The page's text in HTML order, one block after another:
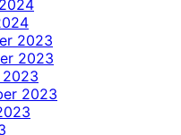
2023
2023
2023